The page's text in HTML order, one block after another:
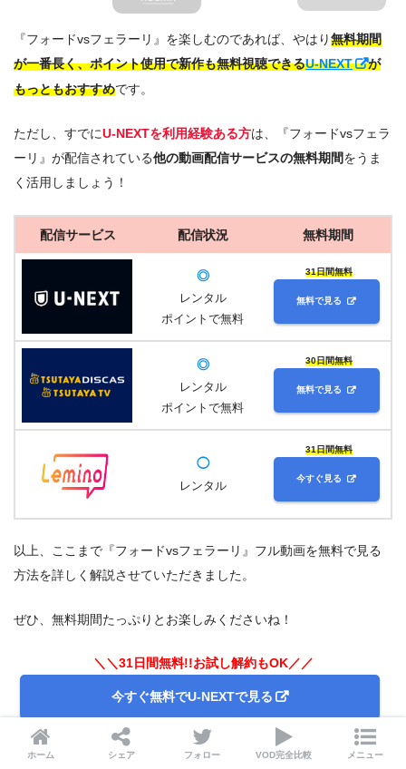
『フォードvsフェラーリ』を楽しむのであれば、やはり無料期間
が一番長く、ポイント使用で新作も無料視聴できるU-NEXT
が
もっともおすすめです。
ただし、すでにU-NEXTを利用経験ある方は、『フォードvsフェラ
ーリ』が配信されている他の動画配信サービスの無料期間をうま
く活用しましょう！
配信サービス 配信状況 無料期間
◎
レンタル
ポイントで無料
31日間無料
無料で見る
◎
レンタル
ポイントで無料
30日間無料
無料で見る
◯
レンタル
31日間無料
今すぐ見る
以上、ここまで『フォードvsフェラーリ』フル動画を無料で見る
方法を詳しく解説させていただきました。
ぜひ、無料期間たっぷりとお楽しみくださいね！
＼＼31日間無料!!お試し解約もOK／／
今すぐ無料でU-NEXTで見る
ホーム シェア フォロー VOD完全比較 メニュー